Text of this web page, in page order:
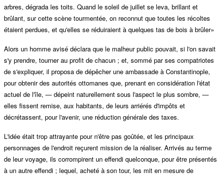
arbres, dégrada les toits. Quand le soleil de juillet se leva, brillant et
brûlant, sur cette scène tourmentée, on reconnut que toutes les récoltes
étaient perdues, et qu'elles se réduiraient à quelques tas de bois à brûler»
Alors un homme avisé déclara que le malheur public pouvait, si l'on savait
s'y prendre, tourner au profit de chacun ; et, sommé par ses compatriotes
de s'expliquer, il proposa de dépêcher une ambassade à Constantinople,
pour obtenir des autorités ottomanes que, prenant en considération l'état
actuel de l'île, — dépeint naturellement sous l'aspect le plus sombre, —
elles fissent remise, aux habitants, de leurs arriérés d'impôts et
décrétassent, pour l'avenir, une réduction générale des taxes.
L'idée était trop attrayante pour n'être pas goûtée, et les principaux
personnages de l'endroit reçurent mission de la réaliser. Arrivés au terme
de leur voyage, ils corrompirent un effendi quelconque, pour être présentés
à un autre effendi ; lequel, acheté à son tour, les mit en mesure de